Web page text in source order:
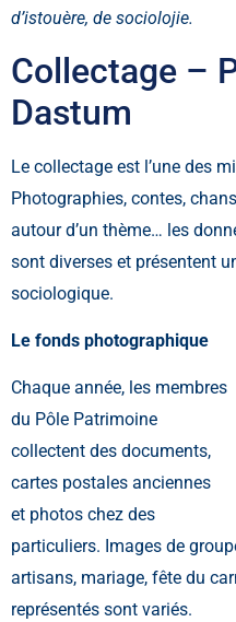
d’istouère, de sociolojie.
Collectage –
Dastum
Le collectage est l’une des
Photographies, contes,
autour d’un thème… les
sont diverses et présentent
sociologique.
Le fonds photographique
Chaque année, les membres
du Pôle Patrimoine
collectent des documents,
cartes postales anciennes
et photos chez des
particuliers. Images de
artisans, mariage, fête du
représentés sont variés.